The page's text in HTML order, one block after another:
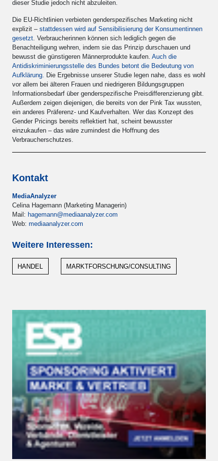
dieser Studie jedoch nicht abzuleiten.
Die EU-Richtlinien verbieten genderspezifisches Marketing nicht
explizit – stattdessen wird auf Sensibilisierung der Konsumentinnen
gesetzt. Verbraucherinnen können sich lediglich gegen die
Benachteiligung wehren, indem sie das Prinzip durschauen und
bewusst die günstigeren Männerprodukte kaufen. Auch die
Antidiskriminierungsstelle des Bundes betont die Bedeutung von
Aufklärung. Die Ergebnisse unserer Studie legen nahe, dass es wohl
vor allem bei älteren Frauen und niedrigeren Bildungsgruppen
Informationsbedarf über genderspezifische Preisdifferenzierung gibt.
Außerdem zeigen diejenigen, die bereits von der Pink Tax wussten,
ein anderes Präferenz- und Kaufverhalten. Wer das Konzept des
Gender Pricings bereits reflektiert hat, scheint bewusster
einzukaufen – das wäre zumindest die Hoffnung des
Verbraucherschutzes.
Kontakt
MediaAnalyzer
Celina Hagemann (Marketing Managerin)
Mail: hagemann@mediaanalyzer.com
Web: mediaanalyzer.com
Weitere Interessen:
HANDEL MARKTFORSCHUNG/CONSULTING